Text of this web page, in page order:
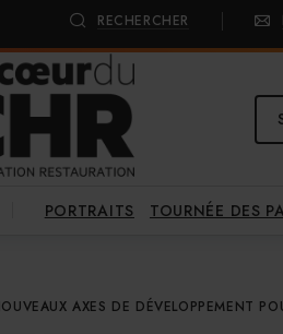
RECHERCHER
PORTRAITS TOURNÉE DES
AXES DE DÉVELOPPEMENT